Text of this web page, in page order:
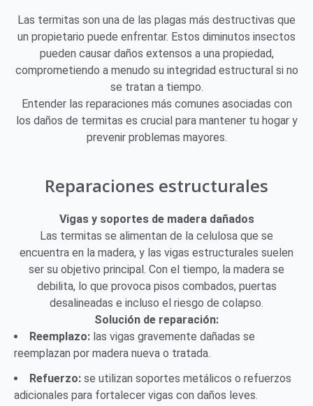
Las termitas son una de las plagas más destructivas que
un propietario puede enfrentar. Estos diminutos insectos
pueden causar daños extensos a una propiedad,
comprometiendo a menudo su integridad estructural si no
se tratan a tiempo.
Entender las reparaciones más comunes asociadas con
los daños de termitas es crucial para mantener tu hogar y
prevenir problemas mayores.
Reparaciones estructurales
Vigas y soportes de madera dañados
Las termitas se alimentan de la celulosa que se
encuentra en la madera, y las vigas estructurales suelen
ser su objetivo principal. Con el tiempo, la madera se
debilita, lo que provoca pisos combados, puertas
desalineadas e incluso el riesgo de colapso.
Solución de reparación:
Reemplazo: las vigas gravemente dañadas se
reemplazan por madera nueva o tratada.
Refuerzo: se utilizan soportes metálicos o refuerzos
adicionales para fortalecer vigas con daños leves.